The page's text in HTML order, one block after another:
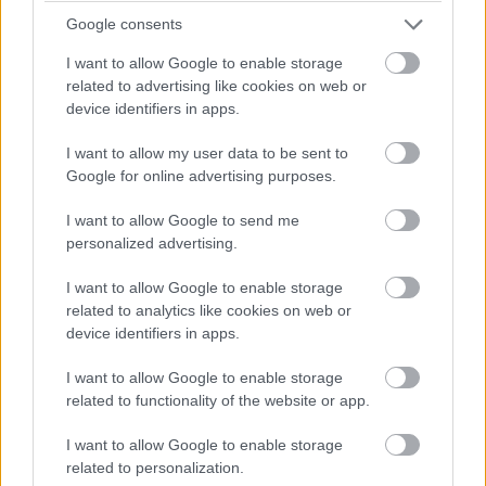
Google consents
I want to allow Google to enable storage
related to advertising like cookies on web or
device identifiers in apps.
I want to allow my user data to be sent to
Google for online advertising purposes.
I want to allow Google to send me
personalized advertising.
I want to allow Google to enable storage
related to analytics like cookies on web or
device identifiers in apps.
I want to allow Google to enable storage
related to functionality of the website or app.
I want to allow Google to enable storage
related to personalization.
Gyászol az Isle of Man TT mezőnye: a 33 éves
Daniel Ingham életét vesztette a tegnap, a
harmadik kvalifikációs szakasz első körében a
A 2026-os volt az első Isle of Man TT-je,
ugyanakkor évtizedes tapasztalattal
rendelkezett a legendás Snaefell Mountain
Course-on, hiszen 2016 óta rendszeresen indult
a Manx Grand Prix-n, ahol több dobogós
eredményt is szerzett, 2024-ben pedig
megnyerte a rangos Senior MGP-futamot.
Tegnap egy másik súlyos baleset is történt,
méghozzá az oldalkocsis kategóriában, a
sérültek szerencsére nincsenek életveszélyben.
A balesetek után a szervezők technikai és